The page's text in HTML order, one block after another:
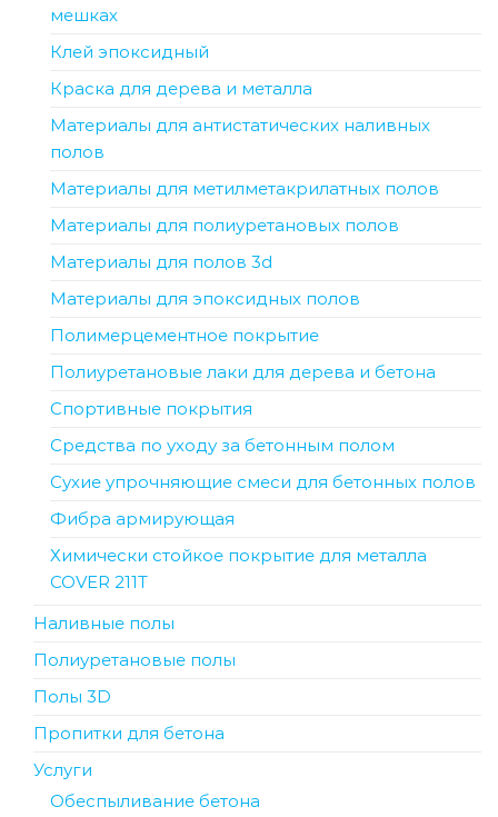
мешках
Клей эпоксидный
Краска для дерева и металла
Материалы для антистатических наливных
полов
Материалы для метилметакрилатных полов
Материалы для полиуретановых полов
Материалы для полов 3d
Материалы для эпоксидных полов
Полимерцементное покрытие
Полиуретановые лаки для дерева и бетона
Спортивные покрытия
Средства по уходу за бетонным полом
Сухие упрочняющие смеси для бетонных полов
Фибра армирующая
Химически стойкое покрытие для металла
COVER 211T
Наливные полы
Полиуретановые полы
Полы 3D
Пропитки для бетона
Услуги
Обеспыливание бетона